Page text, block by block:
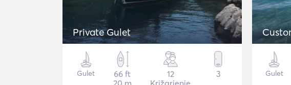
Private Gulet
Gulet
66 ft
20 m
12
Križarjenje
3 Gulet